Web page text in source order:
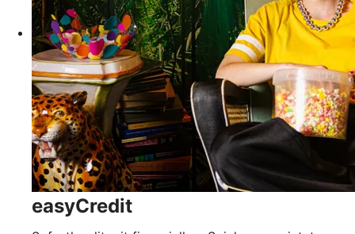
easyCredit